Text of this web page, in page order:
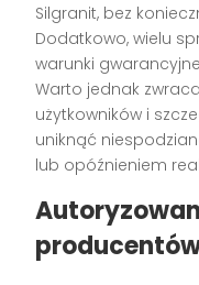
Silgranit, bez
Dodatkowo, wielu
warunki
Warto jednak
użytkowników i
uniknąć
lub opóźnieniem